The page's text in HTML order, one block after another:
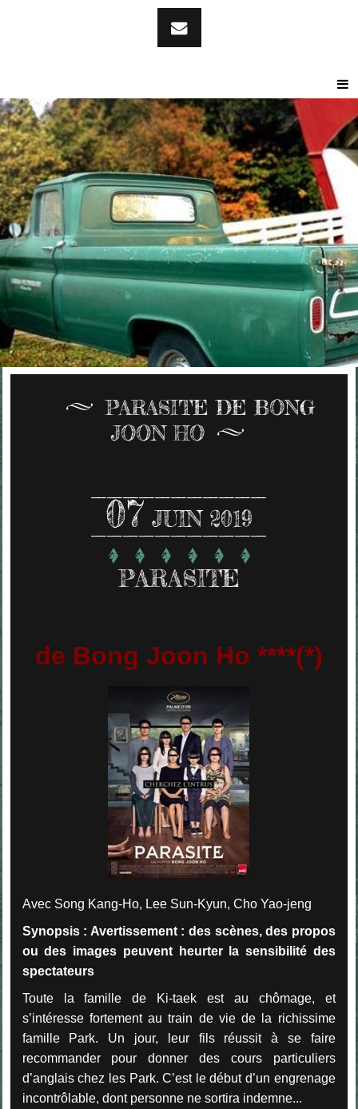
PARASITE DE BONG
JOON HO
07 JUIN 2019
PARASITE
de Bong Joon Ho ****(*)
Avec Song Kang-Ho, Lee Sun-Kyun, Cho Yao-jeng
Synopsis : Avertissement : des scènes, des propos
ou des images peuvent heurter la sensibilité des
spectateurs
Toute la famille de Ki-taek est au chômage, et
s’intéresse fortement au train de vie de la richissime
famille Park. Un jour, leur fils réussit à se faire
recommander pour donner des cours particuliers
d’anglais chez les Park. C’est le début d’un engrenage
incontrôlable, dont personne ne sortira indemne...